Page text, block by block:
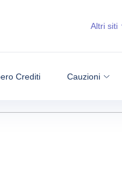
Crediti Cauzioni
Altri siti